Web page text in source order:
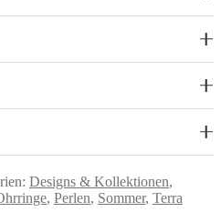
Designs & Kollektionen,
, Perlen, Sommer, Terra